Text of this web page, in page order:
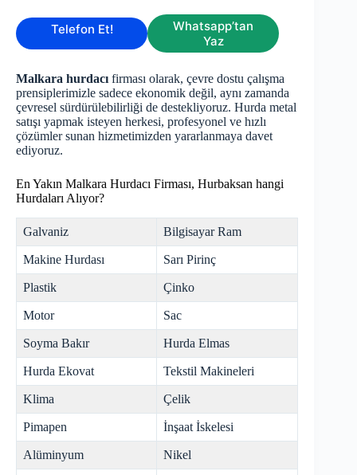
Telefon Et!
Whatsapp’tan
Yaz
Malkara hurdacı firması olarak, çevre dostu çalışma
prensiplerimizle sadece ekonomik değil, aynı zamanda
çevresel sürdürülebilirliği de destekliyoruz. Hurda metal
satışı yapmak isteyen herkesi, profesyonel ve hızlı
çözümler sunan hizmetimizden yararlanmaya davet
ediyoruz.
En Yakın Malkara Hurdacı Firması, Hurbaksan hangi
Hurdaları Alıyor?
Galvaniz Bilgisayar Ram
Makine Hurdası Sarı Pirinç
Plastik Çinko
Motor Sac
Soyma Bakır Hurda Elmas
Hurda Ekovat Tekstil Makineleri
Klima Çelik
Pimapen İnşaat İskelesi
Alüminyum Nikel